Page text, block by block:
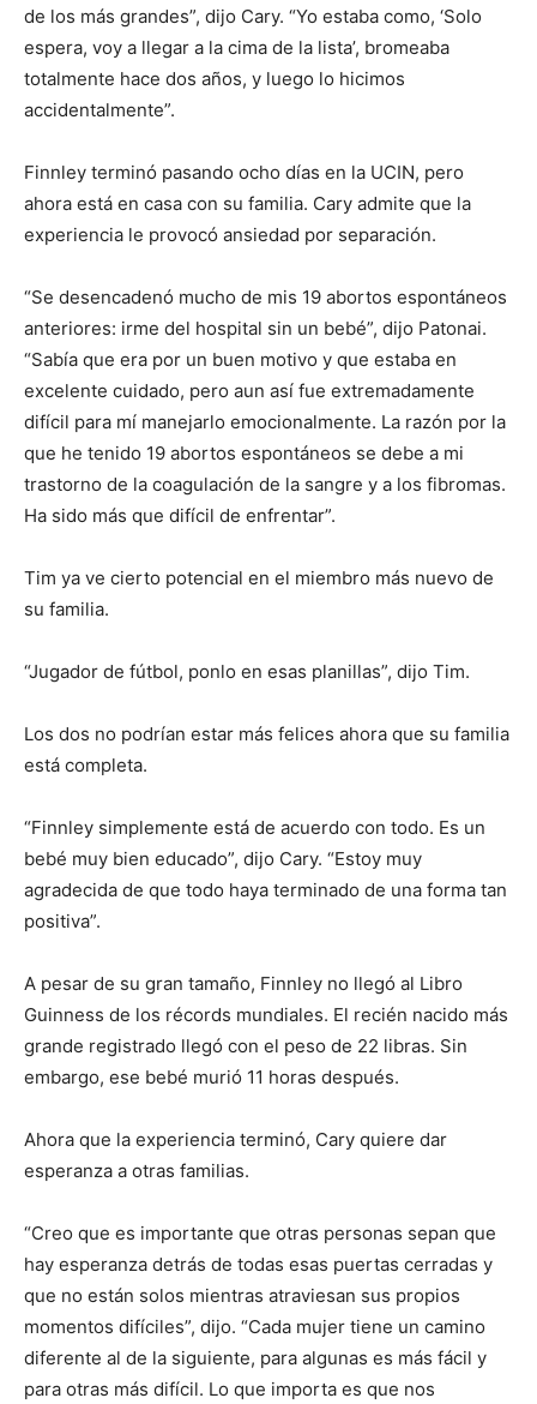
I've read and accept the Privacy Policy.
de los más grandes”, dijo Cary. “Yo estaba como, ‘Solo
espera, voy a llegar a la cima de la lista’, bromeaba
totalmente hace dos años, y luego lo hicimos
accidentalmente”.
Finnley terminó pasando ocho días en la UCIN, pero
ahora está en casa con su familia. Cary admite que la
experiencia le provocó ansiedad por separación.
“Se desencadenó mucho de mis 19 abortos espontáneos
anteriores: irme del hospital sin un bebé”, dijo Patonai.
“Sabía que era por un buen motivo y que estaba en
excelente cuidado, pero aun así fue extremadamente
difícil para mí manejarlo emocionalmente. La razón por la
que he tenido 19 abortos espontáneos se debe a mi
trastorno de la coagulación de la sangre y a los fibromas.
Ha sido más que difícil de enfrentar”.
Tim ya ve cierto potencial en el miembro más nuevo de
su familia.
“Jugador de fútbol, ​​ponlo en esas planillas”, dijo Tim.
Los dos no podrían estar más felices ahora que su familia
está completa.
“Finnley simplemente está de acuerdo con todo. Es un
bebé muy bien educado”, dijo Cary. “Estoy muy
agradecida de que todo haya terminado de una forma tan
positiva”.
A pesar de su gran tamaño, Finnley no llegó al Libro
Guinness de los récords mundiales. El recién nacido más
grande registrado llegó con el peso de 22 libras. Sin
embargo, ese bebé murió 11 horas después.
Ahora que la experiencia terminó, Cary quiere dar
esperanza a otras familias.
“Creo que es importante que otras personas sepan que
hay esperanza detrás de todas esas puertas cerradas y
que no están solos mientras atraviesan sus propios
momentos difíciles”, dijo. “Cada mujer tiene un camino
diferente al de la siguiente, para algunas es más fácil y
para otras más difícil. Lo que importa es que nos